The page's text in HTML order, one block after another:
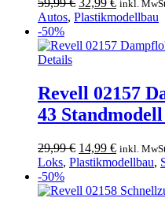
59,99€
Preis
59,99 €
32,99 €
Preis
32,99 €.
inkl.
Autos, Plastikmodellbau
-50%
Details
Revell 02157
43
29,99€ Ursprünglicher
Preis
29,99 €
14,99 €Aktueller
Preis
14,99 €.
inkl.
Loks, Plastikmodellbau,
-50%